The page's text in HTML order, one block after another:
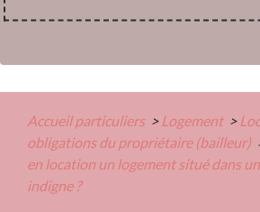
Accueil particuliers > Logement >
obligations du propriétaire (bailleur)
en location un logement situé dans
indigne ?